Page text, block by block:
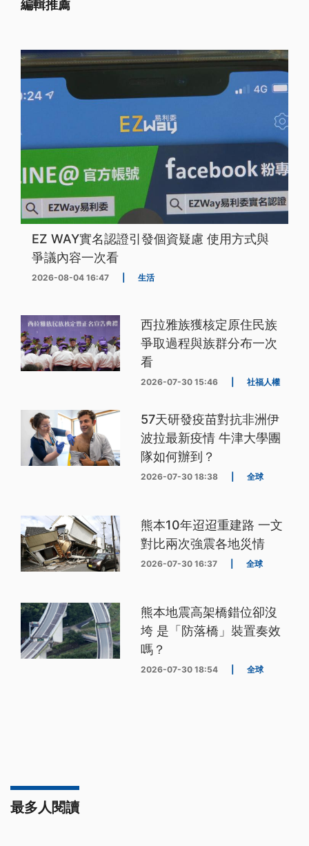
編輯推薦
EZ WAY實名認證引發個資疑慮 使用方式與
爭議內容一次看
2026-08-04 16:47 生活
西拉雅族獲核定原住民族
爭取過程與族群分布一次
看
2026-07-30 15:46 社福人權
57天研發疫苗對抗非洲伊
波拉最新疫情 牛津大學團
隊如何辦到？
2026-07-30 18:38 全球
熊本10年迢迢重建路 一文
對比兩次強震各地災情
2026-07-30 16:37 全球
熊本地震高架橋錯位卻沒
垮 是「防落橋」裝置奏效
嗎？
2026-07-30 18:54 全球
最多人閱讀